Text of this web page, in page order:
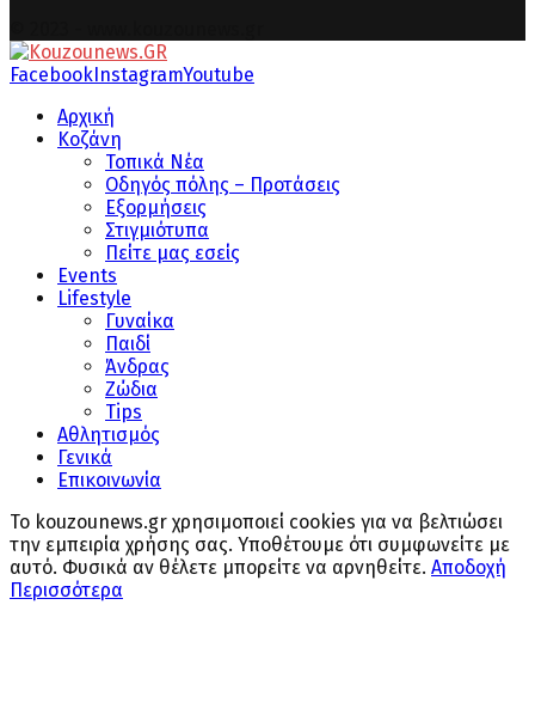
FacebookInstagramYoutube
Αρχική
Κοζάνη
Τοπικά Νέα
Οδηγός πόλης – Προτάσεις
Εξορμήσεις
Στιγμιότυπα
Πείτε μας εσείς
Events
Lifestyle
Γυναίκα
Παιδί
Άνδρας
Ζώδια
Tips
Αθλητισμός
Γενικά
Επικοινωνία
Το kouzounews.gr χρησιμοποιεί cookies για να βελτιώσει
την εμπειρία χρήσης σας. Υποθέτουμε ότι συμφωνείτε με
αυτό. Φυσικά αν θέλετε μπορείτε να αρνηθείτε. Αποδοχή
Περισσότερα